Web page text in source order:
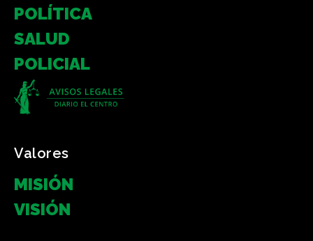
POLÍTICA
SALUD
POLICIAL
Valores
MISIÓN
VISIÓN